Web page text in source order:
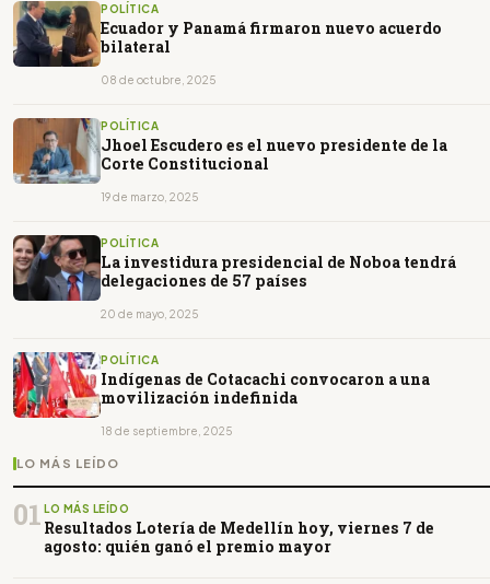
POLÍTICA
Ecuador y Panamá firmaron nuevo acuerdo
bilateral
08 de octubre, 2025
POLÍTICA
Jhoel Escudero es el nuevo presidente de la
Corte Constitucional
19 de marzo, 2025
POLÍTICA
La investidura presidencial de Noboa tendrá
delegaciones de 57 países
20 de mayo, 2025
POLÍTICA
Indígenas de Cotacachi convocaron a una
movilización indefinida
18 de septiembre, 2025
LO MÁS LEÍDO
01 LO MÁS LEÍDO
Resultados Lotería de Medellín hoy, viernes 7 de
agosto: quién ganó el premio mayor